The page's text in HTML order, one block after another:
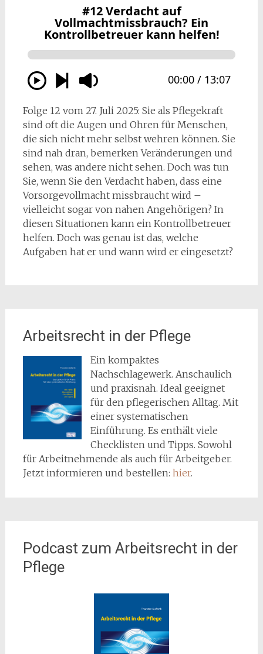
Folge 12 vom 27. Juli 2025: Sie als Pflegekraft
sind oft die Augen und Ohren für Menschen,
die sich nicht mehr selbst wehren können. Sie
sind nah dran, bemerken Veränderungen und
sehen, was andere nicht sehen. Doch was tun
Sie, wenn Sie den Verdacht haben, dass eine
Vorsorgevollmacht missbraucht wird –
vielleicht sogar von nahen Angehörigen? In
diesen Situationen kann ein Kontrollbetreuer
helfen. Doch was genau ist das, welche
Aufgaben hat er und wann wird er eingesetzt?
Arbeitsrecht in der Pflege
Ein kompaktes
Nachschlagewerk. Anschaulich
und praxisnah. Ideal geeignet
für den pflegerischen Alltag. Mit
einer systematischen
Einführung. Es enthält viele
Checklisten und Tipps. Sowohl
für Arbeitnehmende als auch für Arbeitgeber.
Jetzt informieren und bestellen: hier.
Podcast zum Arbeitsrecht in der
Pflege